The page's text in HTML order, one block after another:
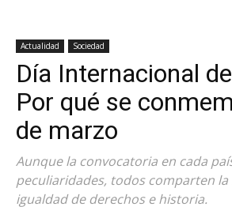
Actualidad Sociedad
Día Internacional
Por qué se
de marzo
Aunque la convocatoria en cada
peculiaridades, todos comparten
igualdad de derechos e historia.